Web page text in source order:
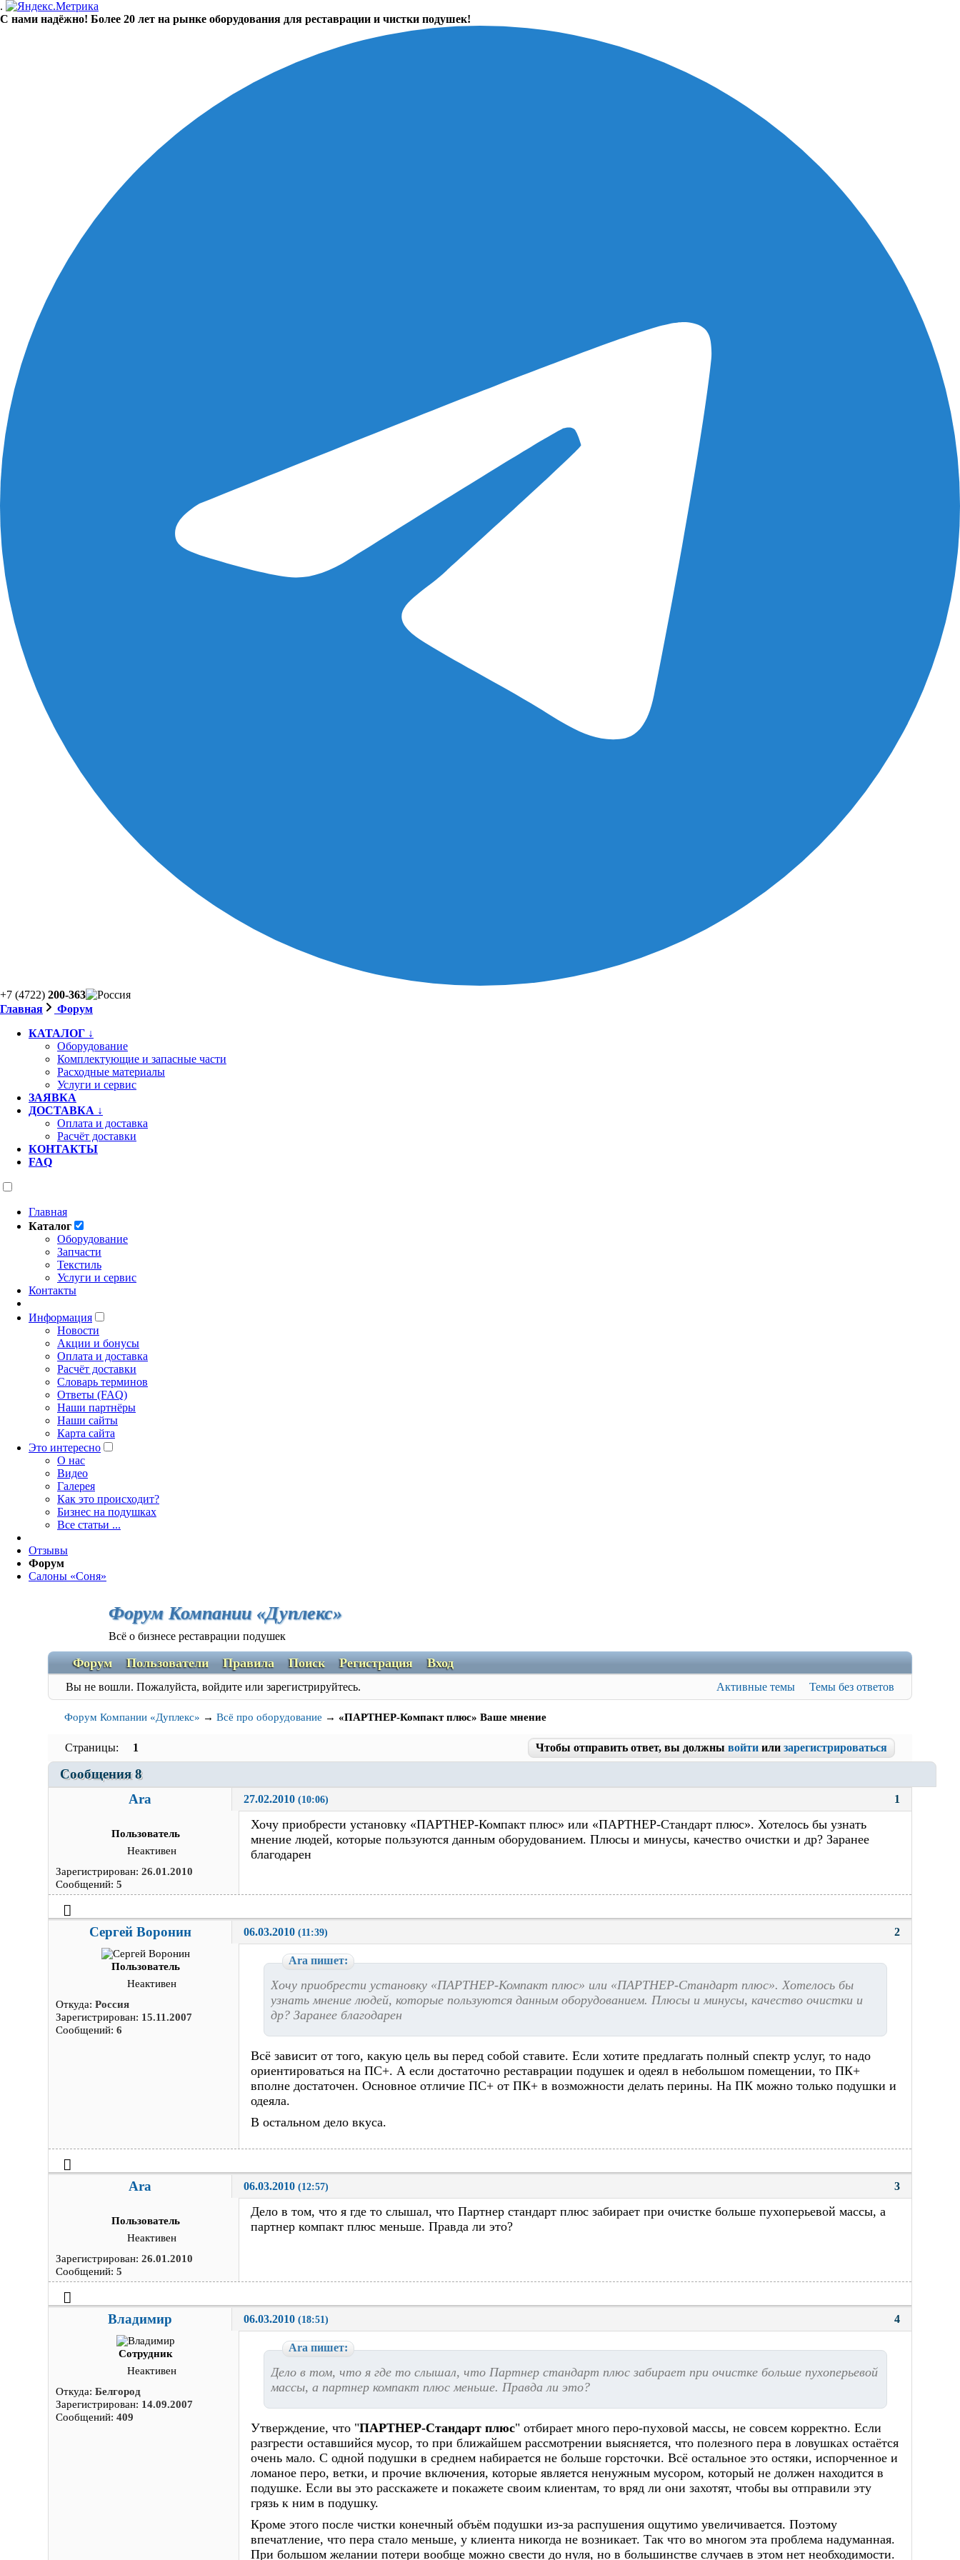
.
С нами надёжно! Более 20 лет на рынке оборудования для реставрации и чистки подушек!
+7 (4722) 200-363
Главная
Форум
КАТАЛОГ ↓
Оборудование
Комплектующие и запасные части
Расходные материалы
Услуги и сервис
ЗАЯВКА
ДОСТАВКА ↓
Оплата и доставка
Расчёт доставки
КОНТАКТЫ
FAQ
Главная
Каталог
Оборудование
Запчасти
Текстиль
Услуги и сервис
Контакты
Информация
Новости
Акции и бонусы
Оплата и доставка
Расчёт доставки
Словарь терминов
Ответы (FAQ)
Наши партнёры
Наши сайты
Карта сайта
Это интересно
O нас
Видео
Галерея
Как это происходит?
Бизнес на подушках
Все статьи ...
Отзывы
Форум
Салоны «Соня»
Форум Компании «Дуплекс»
Всё о бизнесе реставрации подушек
Форум Пользователи Правила Поиск Регистрация Вход
Вы не вошли. Пожалуйста, войдите или зарегистрируйтесь. Активные темы Темы без ответов
Форум Компании «Дуплекс» → Всё про оборудование → «ПАРТНЕР-Компакт плюс» Ваше мнение
Страницы 1 Чтобы отправить ответ, вы должны войтиили зарегистрироваться
Сообщения 8
1
Ara 27.02.2010 (10:06)
Пользователь
Неактивен
Зарегистрирован:26.01.2010
Сообщений:5
Хочу приобрести установку «ПАРТНЕР-Компакт плюс» или «ПАРТНЕР-Стандарт плюс». Хотелось бы узнать
мнение людей, которые пользуются данным оборудованием. Плюсы и минусы, качество очистки и др? Заранее
благодарен
2
Сергей Воронин 06.03.2010 (11:39)
Пользователь
Неактивен
Откуда:Россия
Зарегистрирован: 15.11.2007
Сообщений:6
Ara пишет:
Хочу приобрести установку «ПАРТНЕР-Компакт плюс» или «ПАРТНЕР-Стандарт плюс». Хотелось бы
узнать мнение людей, которые пользуются данным оборудованием. Плюсы и минусы, качество очистки и
др? Заранее благодарен
Всё зависит от того, какую цель вы перед собой ставите. Если хотите предлагать полный спектр услуг, то надо
ориентироваться на ПС+. А если достаточно реставрации подушек и одеял в небольшом помещении, то ПК+
вполне достаточен. Основное отличие ПС+ от ПК+ в возможности делать перины. На ПК можно только подушки и
одеяла.
В остальном дело вкуса.
3
Ara 06.03.2010 (12:57)
Пользователь
Неактивен
Зарегистрирован:26.01.2010
Сообщений:5
Дело в том, что я где то слышал, что Партнер стандарт плюс забирает при очистке больше пухоперьевой массы, а
партнер компакт плюс меньше. Правда ли это?
4
Владимир 06.03.2010 (18:51)
Сотрудник
Неактивен
Откуда:Белгород
Зарегистрирован: 14.09.2007
Сообщений:409
Ara пишет:
Дело в том, что я где то слышал, что Партнер стандарт плюс забирает при очистке больше пухоперьевой
массы, а партнер компакт плюс меньше. Правда ли это?
Утверждение, что "ПАРТНЕР-Стандарт плюс" отбирает много перо-пуховой массы, не совсем корректно. Если
разгрести оставшийся мусор, то при ближайшем рассмотрении выясняется, что полезного пера в ловушках остаётся
очень мало. С одной подушки в среднем набирается не больше горсточки. Всё остальное это остяки, испорченное и
ломаное перо, ветки, и прочие включения, которые является ненужным мусором, который не должен находится в
подушке. Если вы это расскажете и покажете своим клиентам, то вряд ли они захотят, чтобы вы отправили эту
грязь к ним в подушку.
Кроме этого после чистки конечный объём подушки из-за распушения ощутимо увеличивается. Поэтому
впечатление, что пера стало меньше, у клиента никогда не возникает. Так что во многом эта проблема надуманная.
При большом желании потери вообще можно свести до нуля, но в большинстве случаев в этом нет необходимости.